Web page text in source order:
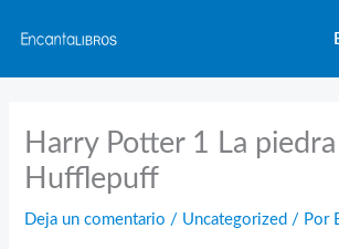
contenido
Harry Potter 1 La
Hufflepuff
Deja un comentario / Uncategorized / Por